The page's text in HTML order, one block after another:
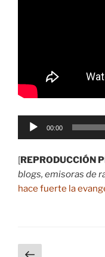
Reproductor
00:00
[REPRODUCCIÓN
blogs, emisoras de
hace fuerte la
Paginación